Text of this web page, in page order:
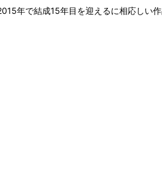
年で結成15年目を迎えるに相応しい作